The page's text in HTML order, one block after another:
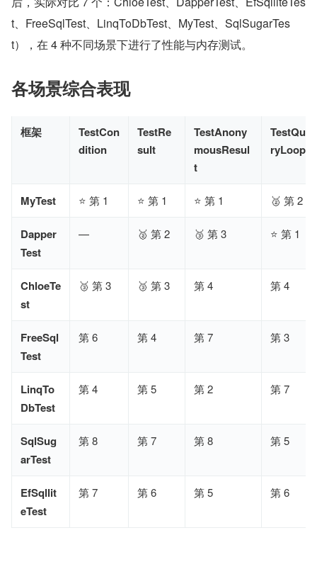
t、FreeSqlTest、LinqToDbTest、MyTest、SqlSugarTes
t），在 4 种不同场景下进行了性能与内存测试。
各场景综合表现
框架
TestCon
dition
TestRe
sult
TestAnony
mousResul
t
TestQue
ryLoop
MyTest ⭐ 第 1 ⭐ 第 1 ⭐ 第 1 🥈 第 2
Dapper
Test
— 🥈 第 2 🥉 第 3 ⭐ 第 1
ChloeTe
st
🥉 第 3 🥉 第 3 第 4 第 4
FreeSql
Test
第 6 第 4 第 7 第 3
LinqTo
DbTest
第 4 第 5 第 2 第 7
SqlSug
arTest
第 8 第 7 第 8 第 5
EfSqllit
eTest
第 7 第 6 第 5 第 6